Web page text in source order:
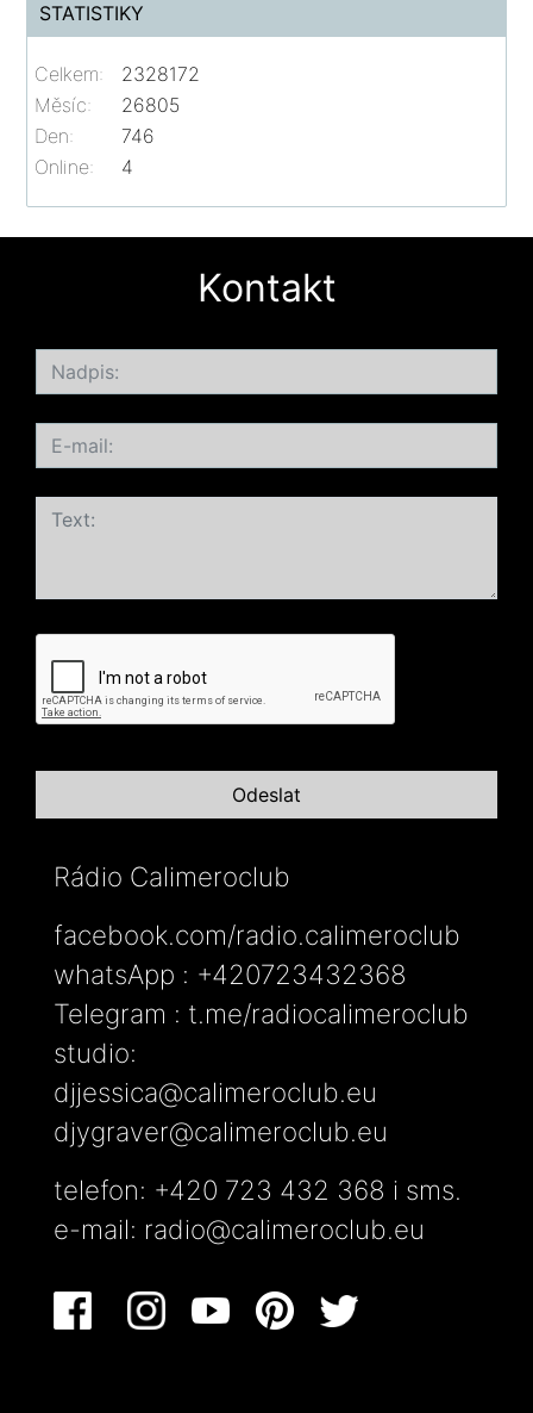
STATISTIKY
Online: 4
Celkem:
2328172
Měsíc:
26805
Den:
746
Kontakt
Rádio Calimeroclub
facebook.com/radio.calimeroclub
whatsApp : +420723432368
Telegram : t.me/radiocalimeroclub
studio:
djjessica@calimeroclub.eu
djygraver@calimeroclub.eu
telefon: +420 723 432 368 i sms.
e-mail: radio@calimeroclub.eu